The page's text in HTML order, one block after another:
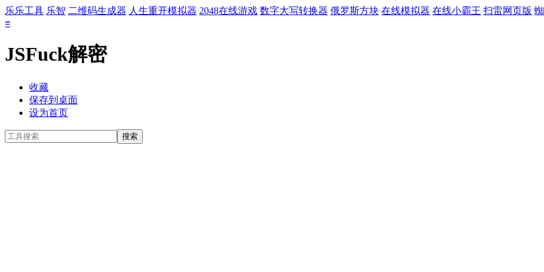
乐乐工具 乐智 二维码生成器 人生重开模拟器 2048在线游戏 数字大写转换器 俄罗斯方块 在线模拟器 在线小霸王 扫雷网页版
≡
JSFuck解密
收藏
保存到桌面
设为首页